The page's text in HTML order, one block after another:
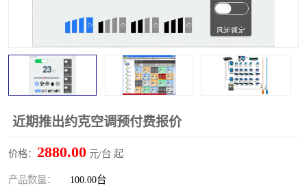
近期推出约克空调预付费报价
价格： 2880.00 元/台 起
产品数量： 100.00台